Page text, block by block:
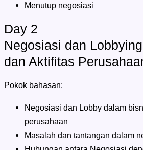
Menutup negosiasi
Day 2
Negosiasi dan
dan Aktifitas
Pokok bahasan:
Negosiasi dan Lobby dalam
perusahaan
Masalah dan tantangan dalam